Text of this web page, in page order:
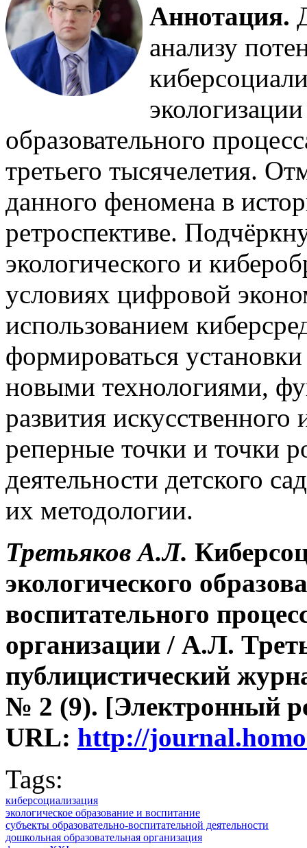
Аннотация.
анализу
образовательного
третьего тысячелетия.
данного феномена в
ретроспективе.
экологического и
условиях цифровой
использованием
формироваться
новыми технологиями,
развития
реперные точки и точки
деятельности детского
их методологии.
Третьяков А.Л.
экологического
воспитательного
организации / А.Л.
публицистический
№ 2 (9). [Электронный
URL: http://
Tags:
киберсоциализация
экологическое образование и воспитание
субъекты образовательно-воспитательной деятельности
дошкольная образовательная организация